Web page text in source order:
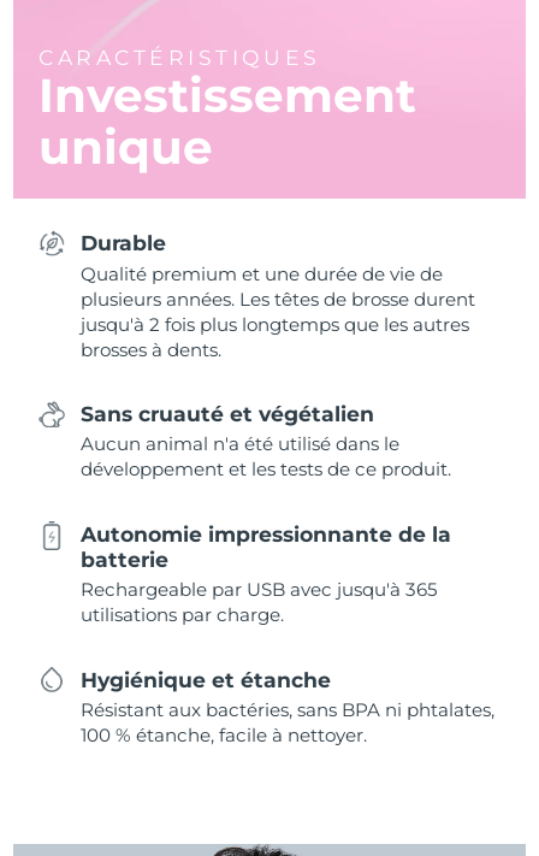
CARACTÉRISTIQUES
Investissement
unique
Durable
Qualité premium et une durée de vie de
plusieurs années. Les têtes de brosse durent
jusqu'à 2 fois plus longtemps que les autres
brosses à dents.
Sans cruauté et végétalien
Aucun animal n'a été utilisé dans le
développement et les tests de ce produit.
Autonomie impressionnante de la
batterie
Rechargeable par USB avec jusqu'à 365
utilisations par charge.
Hygiénique et étanche
Résistant aux bactéries, sans BPA ni phtalates,
100 % étanche, facile à nettoyer.